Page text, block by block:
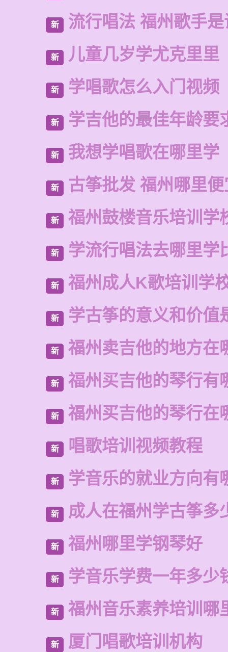
新 流行唱法 福州歌手是
新 儿童几岁学尤克里里
新 学唱歌怎么入门视频
新 学吉他的最佳年龄要
新 我想学唱歌在哪里学
新 古筝批发 福州哪里
新 福州鼓楼音乐培训学
新 学流行唱法去哪里学
新 福州成人K歌培训学
新 学古筝的意义和价值
新 福州卖吉他的地方在
新 福州买吉他的琴行有
新 福州买吉他的琴行在
新 唱歌培训视频教程
新 学音乐的就业方向有
新 成人在福州学古筝多
新 福州哪里学钢琴好
新 学音乐学费一年多少
新 福州音乐素养培训哪
新 厦门唱歌培训机构